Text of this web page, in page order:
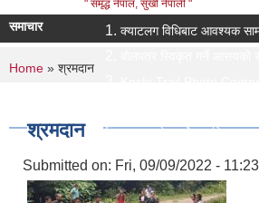
" समृद्ध नेपाल, सुखी नेपाली "
समाचार
क्याटलग विधिबाट आवश्यक सामान
प्रस्ताव पेश गर्ने सम्बन्धि सुचना ।।
You are here
Home » श्रमदान
श्रमदान
Submitted on: Fri, 09/09/2022 - 11:23